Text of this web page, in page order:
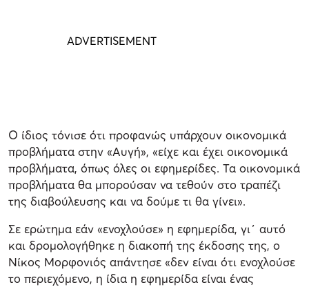
Ο ίδιος τόνισε ότι προφανώς υπάρχουν οικονομικά
προβλήματα στην «Αυγή», «είχε και έχει οικονομικά
προβλήματα, όπως όλες οι εφημερίδες. Τα οικονομικά
προβλήματα θα μπορούσαν να τεθούν στο τραπέζι
της διαβούλευσης και να δούμε τι θα γίνει».
Σε ερώτημα εάν «ενοχλούσε» η εφημερίδα, γι΄ αυτό
και δρομολογήθηκε η διακοπή της έκδοσης της, ο
Νίκος Μορφονιός απάντησε «δεν είναι ότι ενοχλούσε
το περιεχόμενο, η ίδια η εφημερίδα είναι ένας